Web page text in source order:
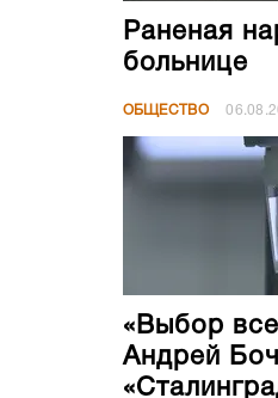
Раненая
больнице
ОБЩЕСТВО
«Выбор
Андрей